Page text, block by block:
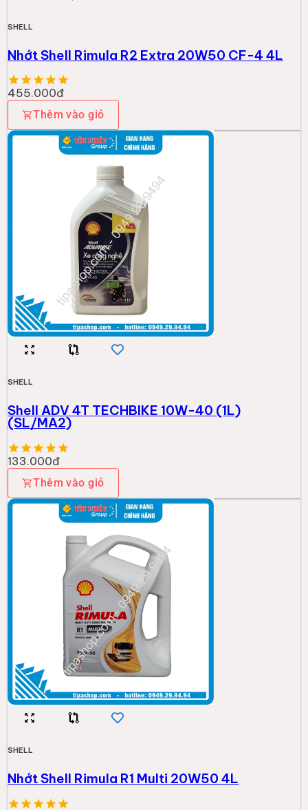
SHELL
Nhớt Shell Rimula R2 Extra 20W50 CF-4 4L
455.000đ
Thêm vào giỏ
SHELL
Shell ADV 4T TECHBIKE 10W-40 (1L)
(SL/MA2)
133.000đ
Thêm vào giỏ
SHELL
Nhớt Shell Rimula R1 Multi 20W50 4L